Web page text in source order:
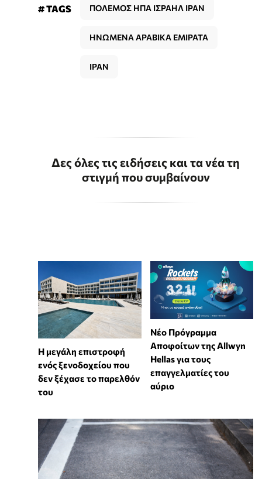
# TAGS ΠΟΛΕΜΟΣ ΗΠΑ ΙΣΡΑΗΛ ΙΡΑΝ
ΗΝΩΜΕΝΑ ΑΡΑΒΙΚΑ ΕΜΙΡΑΤΑ
ΙΡΑΝ
Δες όλες τις ειδήσεις και τα νέα τη
στιγμή που συμβαίνουν
Η μεγάλη επιστροφή
ενός ξενοδοχείου που
δεν ξέχασε το παρελθόν
του
Νέο Πρόγραμμα
Αποφοίτων της Allwyn
Hellas για τους
επαγγελματίες του
αύριο